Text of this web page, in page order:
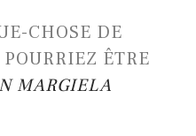
CHOSE DE
ÊTRE
MARGIELA